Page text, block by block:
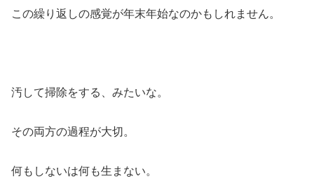
この繰り返しの感覚が年末年始なのかもしれません。
汚して掃除をする、みたいな。
その両方の過程が大切。
何もしないは何も生まない。